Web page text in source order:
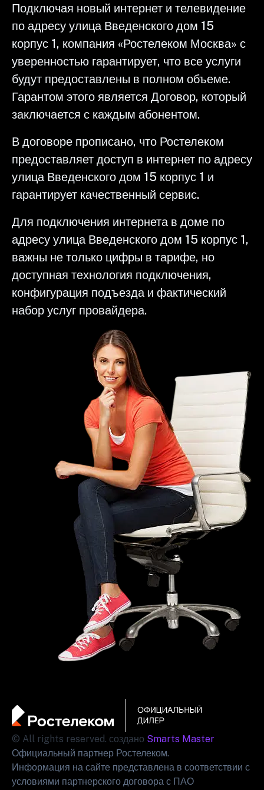
Подключая новый интернет и телевидение
по адресу улица Введенского дом 15
корпус 1, компания «Ростелеком Москва» с
уверенностью гарантирует, что все услуги
будут предоставлены в полном объеме.
Гарантом этого является Договор, который
заключается с каждым абонентом.
В договоре прописано, что Ростелеком
предоставляет доступ в интернет по адресу
улица Введенского дом 15 корпус 1 и
гарантирует качественный сервис.
Для подключения интернета в доме по
адресу улица Введенского дом 15 корпус 1,
важны не только цифры в тарифе, но
доступная технология подключения,
конфигурация подъезда и фактический
набор услуг провайдера.
© All rights reserved. создано Smarts Master
Официальный партнер Ростелеком.
Информация на сайте представлена в соответствии с
условиями партнерского договора с ПАО